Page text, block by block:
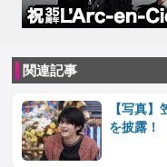
関連記事
【写真
を披露！